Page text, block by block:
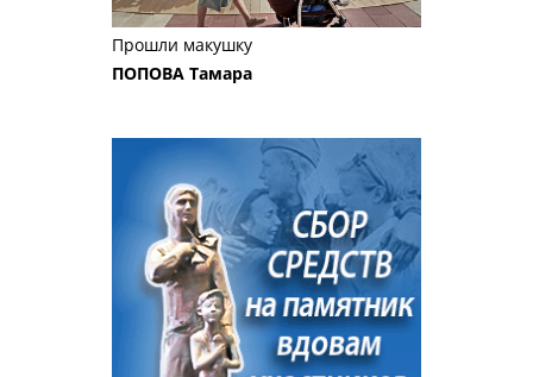
Прошли макушку
ПОПОВА Тамара